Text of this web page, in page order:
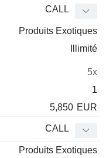
CALL
Produits Exotiques
Illimité
5x
1
5,850 EUR
CALL
Produits Exotiques